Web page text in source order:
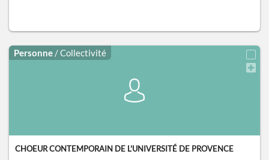
Personne / Collectivité
CHOEUR CONTEMPORAIN DE L'UNIVERSITÉ DE PROVENCE